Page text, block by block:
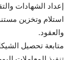
إعداد الشهادات
استلام وتخزين
والعقود.
متابعة تحصيل